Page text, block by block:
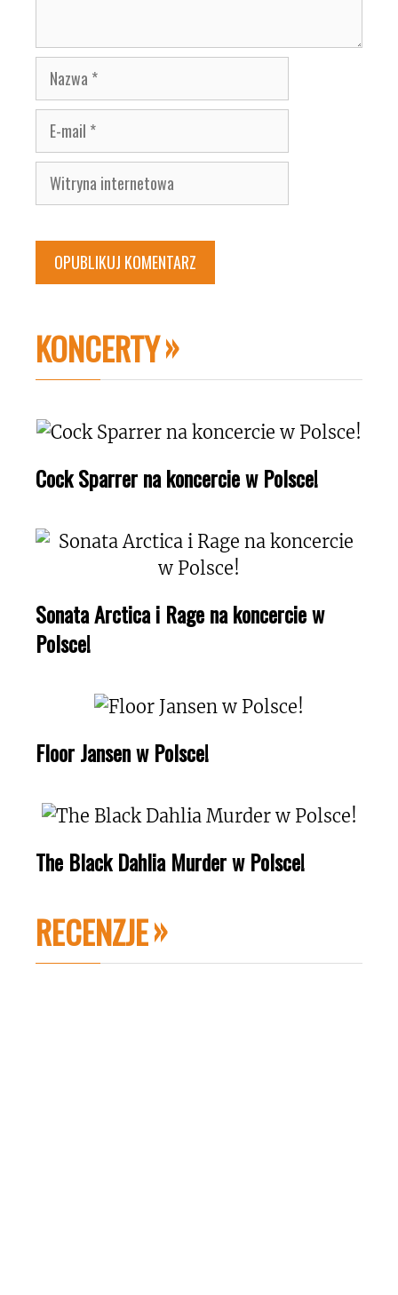
Nazwa
E-
mail
Witryna
internetowa
KONCERTY
Cock Sparrer na koncercie w Polsce!
Sonata Arctica i Rage na koncercie w
Polsce!
Floor Jansen w Polsce!
The Black Dahlia Murder w Polsce!
RECENZJE